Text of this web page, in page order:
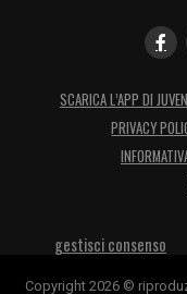
SCARICA L’APP DI
PRIVACY
gestisci consenso
Copyright 2026 ©